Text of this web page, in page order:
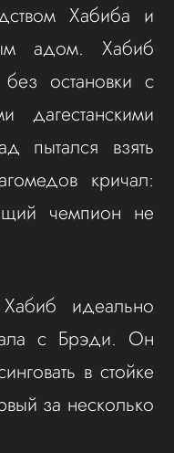
Хабиба и
адом. Хабиб
без остановки с
пытался взять
кричал:
чемпион не
идеально
с Брэди. Он
в стойке
за несколько